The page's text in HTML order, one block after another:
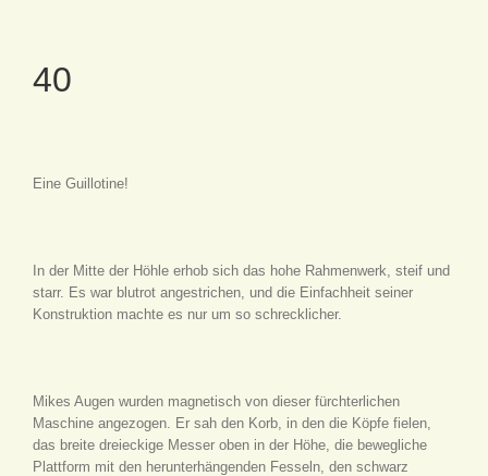
40
Eine Guillotine!
In der Mitte der Höhle erhob sich das hohe Rahmenwerk, steif und
starr. Es war blutrot angestrichen, und die Einfachheit seiner
Konstruktion machte es nur um so schrecklicher.
Mikes Augen wurden magnetisch von dieser fürchterlichen
Maschine angezogen. Er sah den Korb, in den die Köpfe fielen,
das breite dreieckige Messer oben in der Höhe, die bewegliche
Plattform mit den herunterhängenden Fesseln, den schwarz